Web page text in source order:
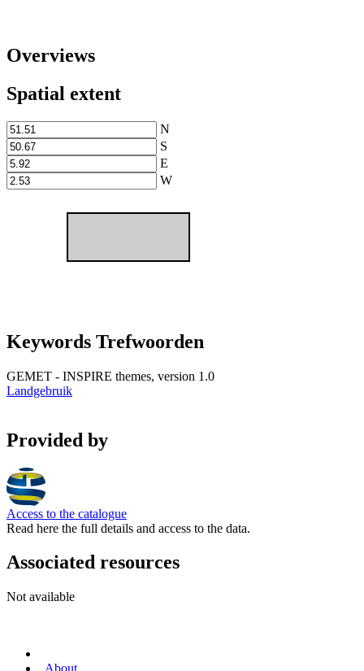
Overviews
Spatial extent
N
S
E
W
Keywords Trefwoorden
GEMET - INSPIRE themes, version 1.0
Landgebruik
Provided by
Access to the catalogue
Read here the full details and access to the data.
Associated resources
Not available